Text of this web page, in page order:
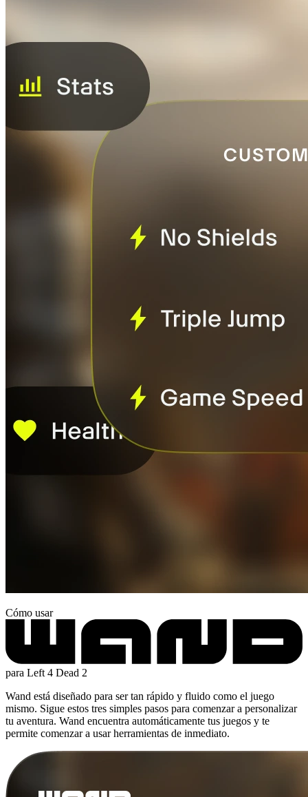
Cómo usar
para Left 4 Dead 2
Wand está diseñado para ser tan rápido y fluido como el juego
mismo. Sigue estos tres simples pasos para comenzar a personalizar
tu aventura. Wand encuentra automáticamente tus juegos y te
permite comenzar a usar herramientas de inmediato.